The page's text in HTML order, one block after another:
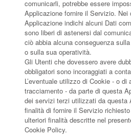
comunicarli, potrebbe essere
Applicazione fornire il Servizio.
Applicazione indichi alcuni Dati
sono liberi di astenersi dal
ciò abbia alcuna conseguenza
o sulla sua operatività.
Gli Utenti che dovessero avere
obbligatori sono incoraggiati a
L’eventuale utilizzo di Cookie - o di
tracciamento - da parte di questa
dei servizi terzi utilizzati da questa
finalità di fornire il Servizio
ulteriori finalità descritte nel
Cookie Policy.